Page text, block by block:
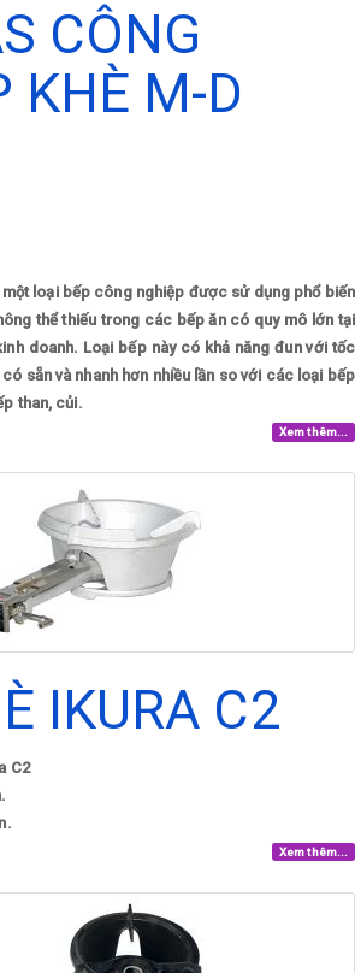
CÔNG
KHÈ M-D
loại bếp công nghiệp được sử dụng phổ biến
thể thiếu trong các bếp ăn có quy mô lớn tại
doanh. Loại bếp này có khả năng đun với tốc
sẵn và nhanh hơn nhiều lần so với các loại bếp
than, củi.
Xem thêm...
IKURA C2
C2
Xem thêm...